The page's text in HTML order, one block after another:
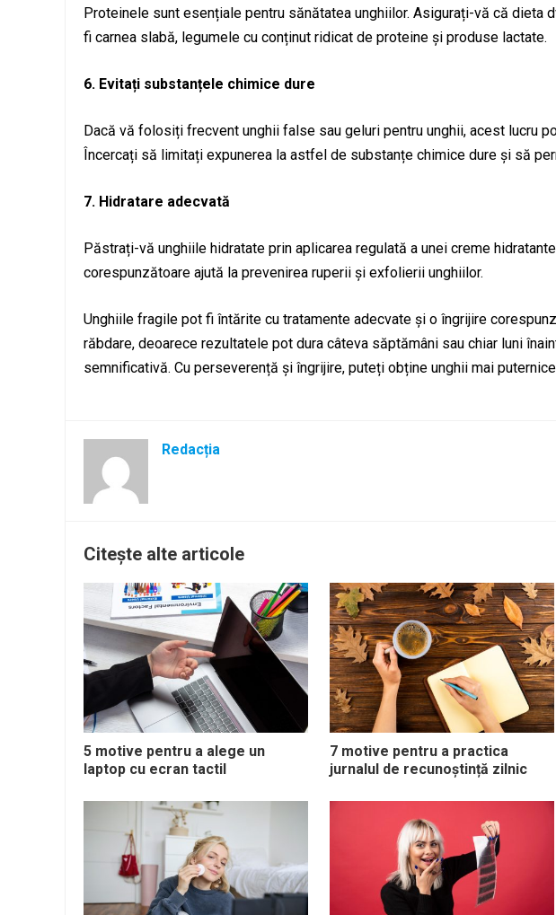
Proteinele sunt esențiale pentru sănătatea unghiilor. Asigurați-vă că dieta
fi carnea slabă, legumele cu conținut ridicat de proteine și produse lactate.
6. Evitați substanțele chimice dure
Dacă vă folosiți frecvent unghii false sau geluri pentru unghii, acest lucru
Încercați să limitați expunerea la astfel de substanțe chimice dure și să
7. Hidratare adecvată
Păstrați-vă unghiile hidratate prin aplicarea regulată a unei creme
corespunzătoare ajută la prevenirea ruperii și exfolierii unghiilor.
Unghiile fragile pot fi întărite cu tratamente adecvate și o îngrijire
răbdare, deoarece rezultatele pot dura câteva săptămâni sau chiar luni
semnificativă. Cu perseverență și îngrijire, puteți obține unghii mai
Redacția
Citește alte articole
5 motive pentru a alege un
laptop cu ecran tactil
7 motive pentru a practica
jurnalul de recunoștință zilnic